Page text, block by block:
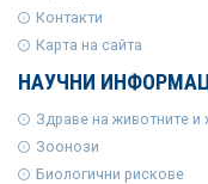
Контакти
Карта на сайта
НАУЧНИ
Здраве на животните
Зоонози
Биологични рискове